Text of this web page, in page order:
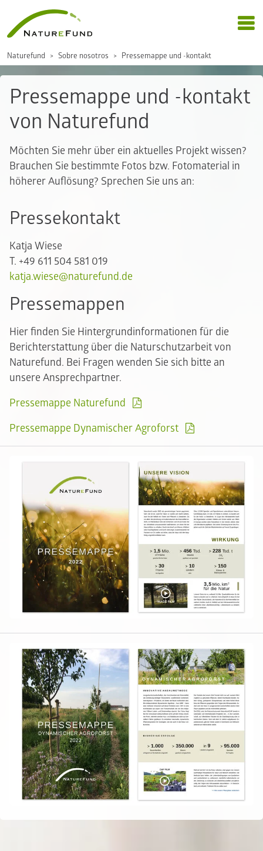
Naturefund Sobre nosotros Pressemappe und -kontakt
Pressemappe und -kontakt
von Naturefund
Möchten Sie mehr über ein aktuelles Projekt wissen?
Brauchen Sie bestimmte Fotos bzw. Fotomaterial in
höherer Auflösung? Sprechen Sie uns an:
Pressekontakt
Katja Wiese
T. +49 611 504 581 019
​​​​​​​katja.wiese@naturefund.de
Pressemappen
Hier finden Sie Hintergrundinformationen für die
Berichterstattung über die Naturschutzarbeit von
Naturefund. Bei Fragen wenden Sie sich bitte an
unsere Ansprechpartner.
Pressemappe Naturefund
Pressemappe Dynamischer Agroforst